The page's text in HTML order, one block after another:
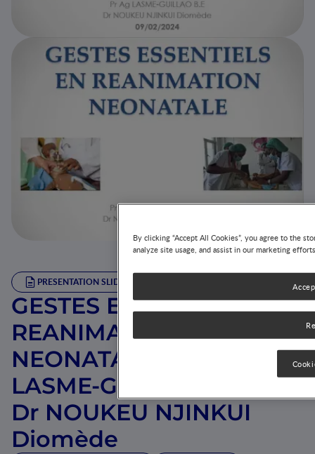
PRESENTATION SLIDE
GESTES ESSENTIELS EN
REANIMATION
NEONATALE par Pr. Ag
LASME-GUILLAO B.E et
Dr NOUKEU NJINKUI
Diomède
By clicking “Accept All Cookies”, you agree to the
analyze site usage, and assist in our marketing